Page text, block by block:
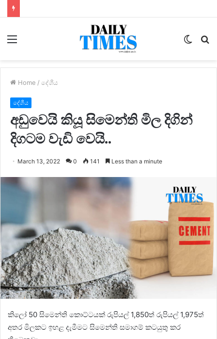
Menu
Switch
Home / දේශීය
දේශීය
අඩුවෙයි කියූ සිමෙන්ති මිල දිගින්
දිගටම වැඩි වෙයි..
March 13, 2022 0 141 Less than a minute
කිලෝ 50 සිමෙන්ති කොට්ටයක් රුපියල් 1,850ත් රුපියල් 1,975ත්
අතර මිලකට ඉහළ දැමීමට සිමෙන්ති සමාගම් කටයුතු කර